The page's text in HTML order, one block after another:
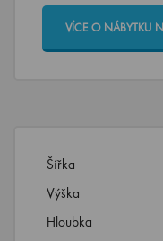
VÍCE O NÁBYTKU
Šířka
Výška
Hloubka